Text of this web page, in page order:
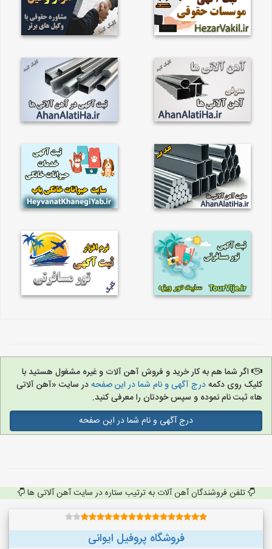
اگر شما هم به کار خرید و فروش آهن آلات و غیره مشغول هستید با
کلیک روی دکمهدرج آگهی و نام شما در این صفحهدر سایت «آهن آلاتی
ها» ثبت نام نموده و سپس خودتان را معرفی کنید.
درج آگهی و نام شما در این صفحه
تلفن فروشندگان آهن آلات به ترتیب ستاره در سایت آهن آلاتی ها
فروشگاه پروفیل ایوانی